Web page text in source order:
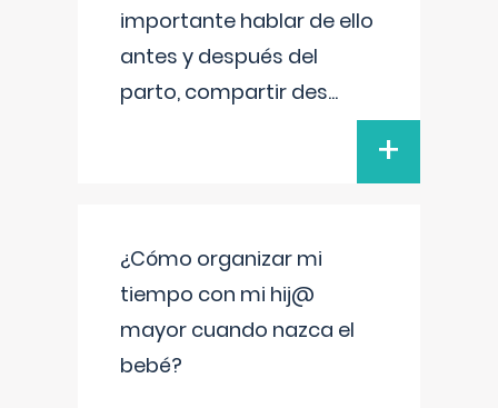
importante hablar de ello
antes y después del
parto, compartir des...
+
¿Cómo organizar mi
tiempo con mi hij@
mayor cuando nazca el
bebé?